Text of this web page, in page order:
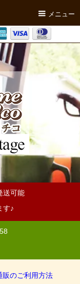
メニュー
送可能
す♪
販のご利用方法